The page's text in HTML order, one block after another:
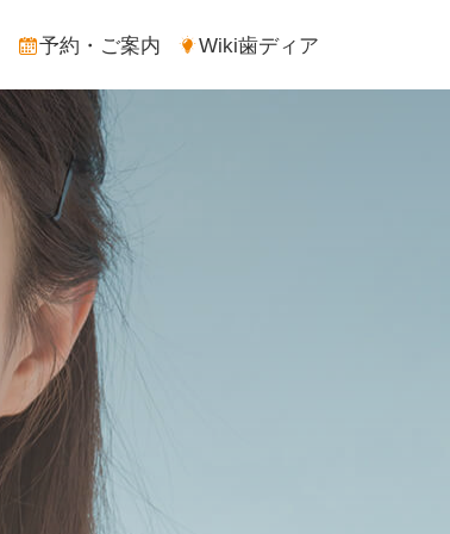
予約・ご案内 Wiki歯ディア